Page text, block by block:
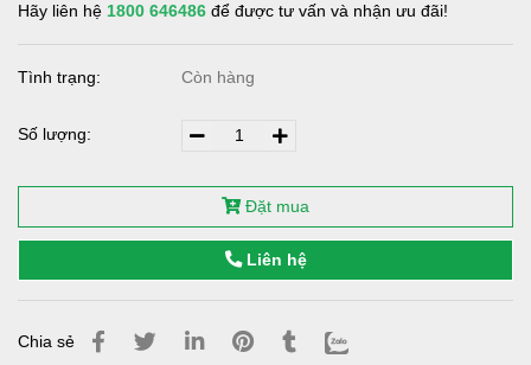
Hãy liên hệ 1800 646486 để được tư vấn và nhận ưu đãi!
Tình trạng: Còn hàng
Số lượng:
Đặt mua
Liên hệ
Chia sẻ